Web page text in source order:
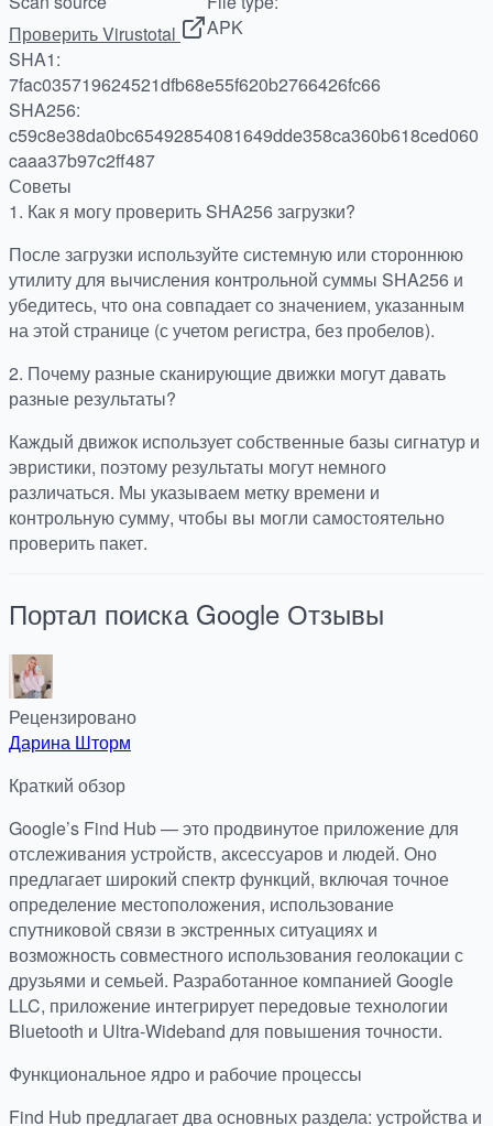
Проверить Virustotal
APK
SHA1:
7fac035719624521dfb68e55f620b2766426fc66
SHA256:
c59c8e38da0bc65492854081649dde358ca360b618ced060
caaa37b97c2ff487
Советы
1. Как я могу проверить SHA256 загрузки?
После загрузки используйте системную или стороннюю
утилиту для вычисления контрольной суммы SHA256 и
убедитесь, что она совпадает со значением, указанным
на этой странице (с учетом регистра, без пробелов).
2. Почему разные сканирующие движки могут давать
разные результаты?
Каждый движок использует собственные базы сигнатур и
эвристики, поэтому результаты могут немного
различаться. Мы указываем метку времени и
контрольную сумму, чтобы вы могли самостоятельно
проверить пакет.
Портал поиска Google Отзывы
Рецензировано
Дарина Шторм
Краткий обзор
Google’s Find Hub — это продвинутое приложение для
отслеживания устройств, аксессуаров и людей. Оно
предлагает широкий спектр функций, включая точное
определение местоположения, использование
спутниковой связи в экстренных ситуациях и
возможность совместного использования геолокации с
друзьями и семьей. Разработанное компанией Google
LLC, приложение интегрирует передовые технологии
Bluetooth и Ultra-Wideband для повышения точности.
Функциональное ядро и рабочие процессы
Find Hub предлагает два основных раздела: устройства и